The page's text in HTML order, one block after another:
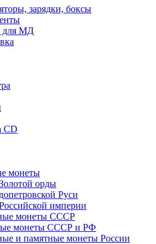
зарядки, боксы
для МД
CD
монеты
орды
Руси
империи
монеты СССР
монеты СССР и РФ
и памятные монеты России